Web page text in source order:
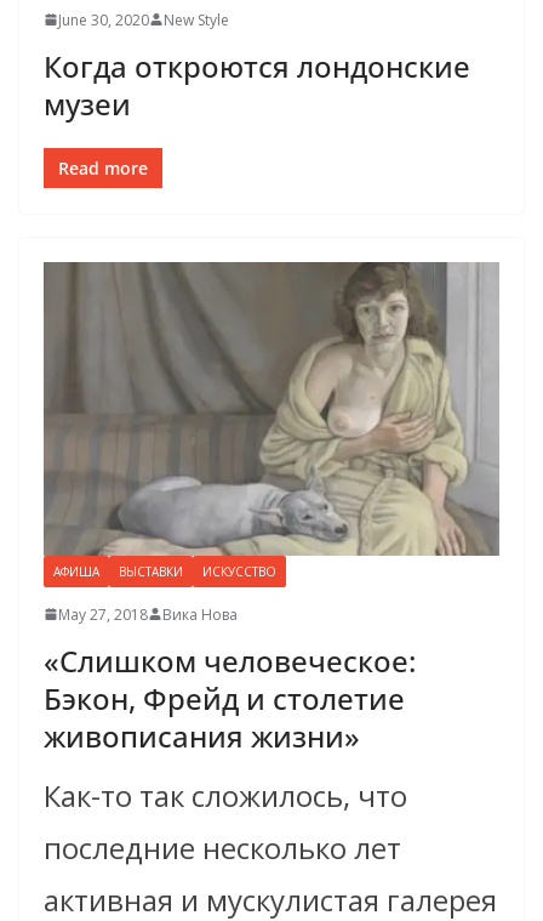
June 30, 2020 New Style
Когда откроются лондонские
музеи
Read more
АФИША ВЫСТАВКИ ИСКУССТВО
May 27, 2018 Вика Нова
«Слишком человеческое:
Бэкон, Фрейд и столетие
живописания жизни»
Как-то так сложилось, что
последние несколько лет
активная и мускулистая галерея